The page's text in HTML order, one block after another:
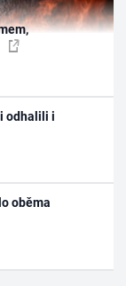
odhalili i
oběma